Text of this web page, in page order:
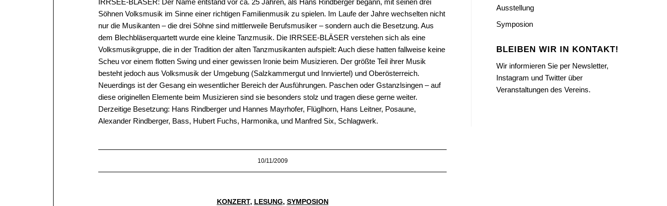
IRRSEE-BLÄSER: Der Name entstand vor ca. 25 Jahren, als Hans Rindberger begann, mit seinen drei
Söhnen Volksmusik im Sinne einer richtigen Familienmusik zu spielen. Im Laufe der Jahre wechselten nicht
nur die Musikanten – die drei Söhne sind mittlerweile Berufsmusiker – sondern auch die Besetzung. Aus
dem Blechbläserquartett wurde eine kleine Tanzmusik. Die IRRSEE-BLÄSER verstehen sich als eine
Volksmusikgruppe, die in der Tradition der alten Tanzmusikanten aufspielt: Auch diese hatten fallweise keine
Scheu vor einem flotten Swing und einer gewissen Ironie beim Musizieren. Der größte Teil ihrer Musik
besteht jedoch aus Volksmusik der Umgebung (Salzkammergut und Innviertel) und Oberösterreich.
Neuerdings ist der Gesang ein wesentlicher Bereich der Ausführungen. Paschen oder Gstanzlsingen – auf
diese originellen Elemente beim Musizieren sind sie besonders stolz und tragen diese gerne weiter.
Derzeitige Besetzung: Hans Rindberger und Hannes Mayrhofer, Flüglhorn, Hans Leitner, Posaune,
Alexander Rindberger, Bass, Hubert Fuchs, Harmonika, und Manfred Six, Schlagwerk.
10/11/2009
KONZERT, LESUNG, SYMPOSION
Ausstellung
Symposion
BLEIBEN WIR IN KONTAKT!
Wir informieren Sie per Newsletter,
Instagram und Twitter über
Veranstaltungen des Vereins.